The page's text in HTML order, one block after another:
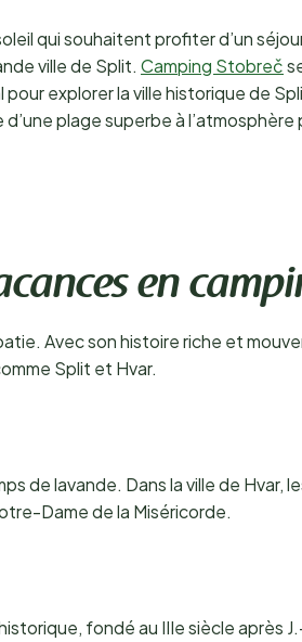
qui souhaitent profiter d’un
ville de Split. Camping Stobreč
explorer la ville historique de
plage superbe à
en
Avec son histoire riche et
Split et Hvar.
de lavande. Dans la ville de Hvar,
Dame de la Miséricorde.
fondé au IIIe siècle après